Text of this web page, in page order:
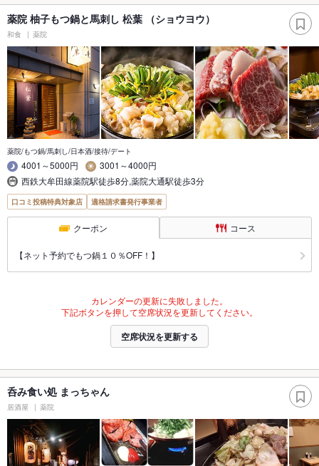
薬院 柚子もつ鍋と馬刺し 松葉 （ショウヨウ）
和食 薬院
薬院/もつ鍋/馬刺し/日本酒/接待/デート
4001～5000円
3001～4000円
西鉄大牟田線薬院駅徒歩8分,薬院大通駅徒歩3分
口コミ投稿特典対象店 適格請求書発行事業者
クーポン コース
【ネット予約でもつ鍋１０％OFF！】
カレンダーの更新に失敗しました。
下記ボタンを押して空席状況を更新してください。
空席状況を更新する
呑み食い処 まっちゃん
居酒屋 薬院